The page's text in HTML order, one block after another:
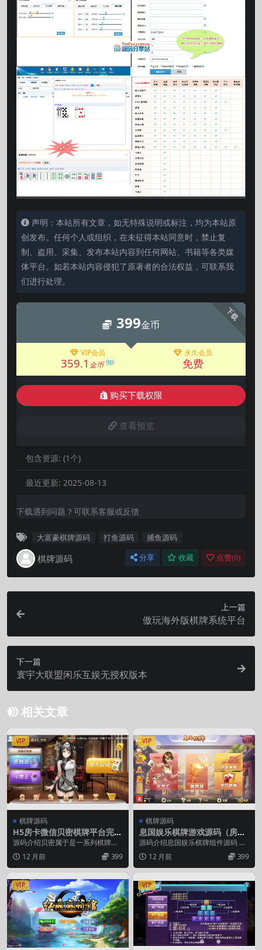
声明：本站所有文章，如无特殊说明或标注，均为本站原
创发布。任何个人或组织，在未征得本站同意时，禁止复
制、盗用、采集、发布本站内容到任何网站、书籍等各类媒
体平台。如若本站内容侵犯了原著者的合法权益，可联系我
们进行处理。
下载
399金币
VIP会员
359.1 金币 9折
永久会员
免费
购买下载权限
查看预览
包含资源: (1个)
最近更新: 2025-08-13
下载遇到问题？可联系客服或反馈
大富豪棋牌源码 打鱼源码 捕鱼源码
棋牌源码 分享 收藏 点赞(0)
上一篇
傲玩海外版棋牌系统平台
下一篇
寰宇大联盟闲乐互娱无授权版本
相关文章
VIP
棋牌源码
H5房卡微信贝密棋牌平台完整
全套源码
源码介绍贝密属于是一系列棋牌的
名称，其中包含了麻降、斗地主、
德州等游戏，UI设计...
12 月前 399
VIP
棋牌源码
息国娱乐棋牌游戏源码（房卡
+金币+俱乐部）三种玩法模式
源码介绍息国娱乐棋牌组件源码 房
卡+金币+俱乐部+双端APP 完美版
服务器运行环...
12 月前 399
VIP VIP